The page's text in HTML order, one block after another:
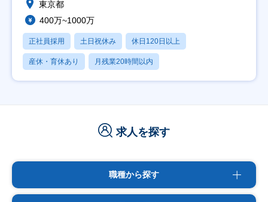
東京都
400万~1000万
正社員採用 土日祝休み 休日120日以上
産休・育休あり 月残業20時間以内
求人を探す
職種から探す